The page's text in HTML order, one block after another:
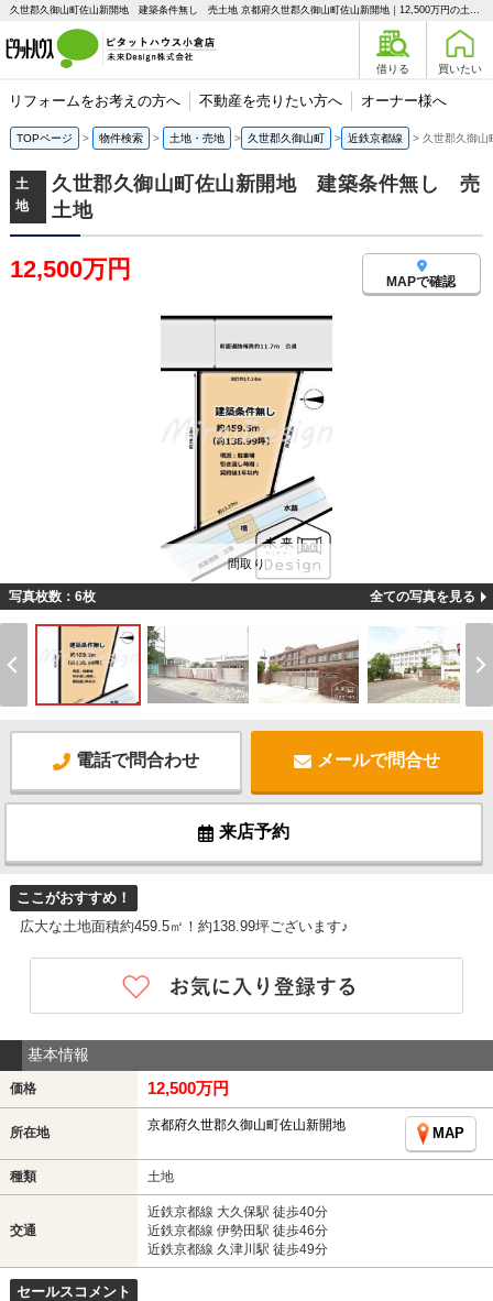
久世郡久御山町佐山新開地 建築条件無し 売土地 京都府久世郡久御山町佐山新開地｜12,500万円の土地｜ピタットハウス小倉店 未来Design株式会社
借りる 買いたい
リフォームをお考えの方へ 不動産を売りたい方へ オーナー様へ
TOPページ 物件検索 土地・売地 久世郡久御山町 近鉄京都線 久世郡久御
土
地
久世郡久御山町佐山新開地 建築条件無し 売
土地
12,500万円 MAPで確認
間取り
写真枚数：6枚 全ての写真を見る
電話で問合わせ メールで問合せ
来店予約
ここがおすすめ！
広大な土地面積約459.5㎡！約138.99坪ございます♪
基本情報
価格 12,500万円
所在地 京都府久世郡久御山町佐山新開地
MAP
種類 土地
交通
近鉄京都線 大久保駅 徒歩40分
近鉄京都線 伊勢田駅 徒歩46分
近鉄京都線 久津川駅 徒歩49分
セールスコメント